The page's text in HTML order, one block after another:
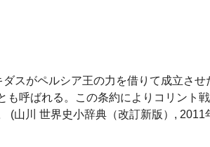
スがペルシア王の力を借りて成立させ
も呼ばれる。この条約によりコリント
(山川 世界史小辞典（改訂新版）, 2011